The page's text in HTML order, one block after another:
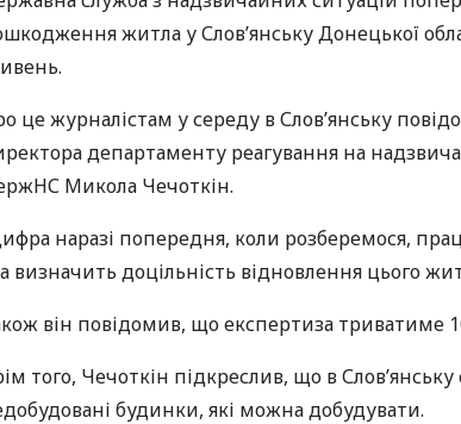
житла у Слов’янську Донецької
це журналістам у середу в Слов’янську
департаменту реагування на
Микола Чечоткін.
наразі попередня, коли розберемося,
визначить доцільність відновлення цього
він повідомив, що експертиза триватиме
того, Чечоткін підкреслив, що в Слов’янську
будинки, які можна добудувати.